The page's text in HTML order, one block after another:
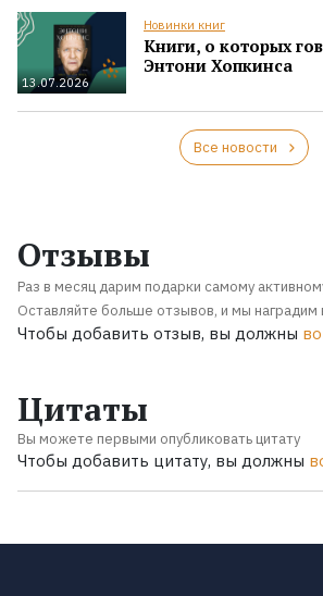
13.07.2026
Новинки книг
Книги, о которых
Энтони Хопкинса
Все новости
Отзывы
Раз в месяц дарим подарки самому
Оставляйте больше отзывов, и мы наградим
Чтобы добавить отзыв, вы должны
Цитаты
Вы можете первыми опубликовать цитату
Чтобы добавить цитату, вы должны